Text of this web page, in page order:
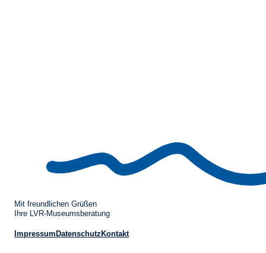
Mit freundlichen Grüßen
Ihre LVR-Museumsberatung
Impressum Datenschutz Kontakt